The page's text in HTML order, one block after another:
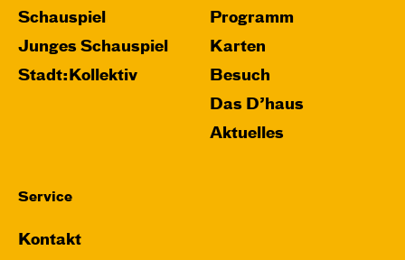
Mi, 21.10. / 10:00 – 11:00
Regie: Philipp Alfons Heitmann, Matts Johan
Central 1
Schauspiel
Junges Schauspiel
Stadt:Kollektiv
Programm
Karten
Besuch
Das D’haus
Aktuelles
Service
Kontakt